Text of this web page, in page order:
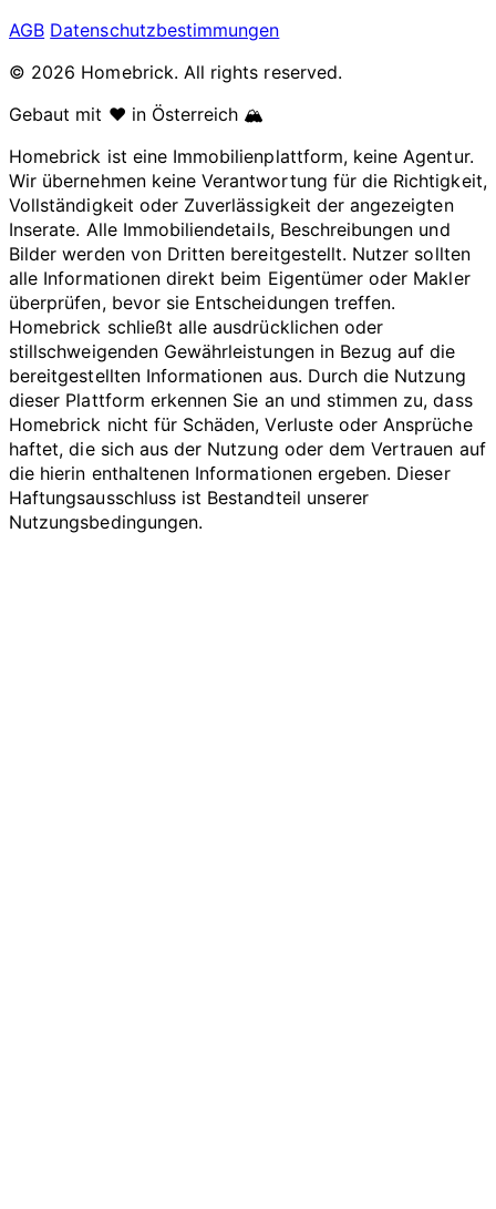
AGB Datenschutzbestimmungen
© 2026 Homebrick. All rights reserved.
Gebaut mit ❤️ in Österreich 🏔️
Homebrick ist eine Immobilienplattform, keine Agentur.
Wir übernehmen keine Verantwortung für die Richtigkeit,
Vollständigkeit oder Zuverlässigkeit der angezeigten
Inserate. Alle Immobiliendetails, Beschreibungen und
Bilder werden von Dritten bereitgestellt. Nutzer sollten
alle Informationen direkt beim Eigentümer oder Makler
überprüfen, bevor sie Entscheidungen treffen.
Homebrick schließt alle ausdrücklichen oder
stillschweigenden Gewährleistungen in Bezug auf die
bereitgestellten Informationen aus. Durch die Nutzung
dieser Plattform erkennen Sie an und stimmen zu, dass
Homebrick nicht für Schäden, Verluste oder Ansprüche
haftet, die sich aus der Nutzung oder dem Vertrauen auf
die hierin enthaltenen Informationen ergeben. Dieser
Haftungsausschluss ist Bestandteil unserer
Nutzungsbedingungen.